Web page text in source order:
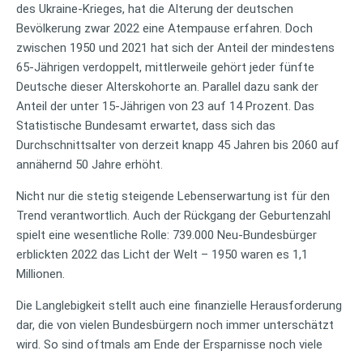
des Ukraine-Krieges, hat die Alterung der deutschen
Bevölkerung zwar 2022 eine Atempause erfahren. Doch
zwischen 1950 und 2021 hat sich der Anteil der mindestens
65-Jährigen verdoppelt, mittlerweile gehört jeder fünfte
Deutsche dieser Alterskohorte an. Parallel dazu sank der
Anteil der unter 15-Jährigen von 23 auf 14 Prozent. Das
Statistische Bundesamt erwartet, dass sich das
Durchschnittsalter von derzeit knapp 45 Jahren bis 2060 auf
annähernd 50 Jahre erhöht.
Nicht nur die stetig steigende Lebenserwartung ist für den
Trend verantwortlich. Auch der Rückgang der Geburtenzahl
spielt eine wesentliche Rolle: 739.000 Neu-Bundesbürger
erblickten 2022 das Licht der Welt – 1950 waren es 1,1
Millionen.
Die Langlebigkeit stellt auch eine finanzielle Herausforderung
dar, die von vielen Bundesbürgern noch immer unterschätzt
wird. So sind oftmals am Ende der Ersparnisse noch viele